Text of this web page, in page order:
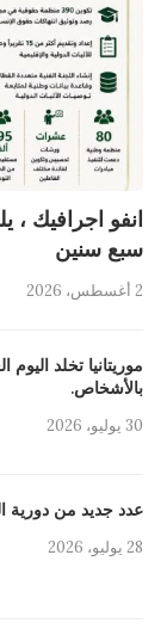
انفو اجرافيك
سبع سنين
2 أغسطس، 2026
موريتانيا تخلد اليوم
بالأشخاص.
30 يوليو، 2026
عدد جديد من دورية
28 يوليو، 2026